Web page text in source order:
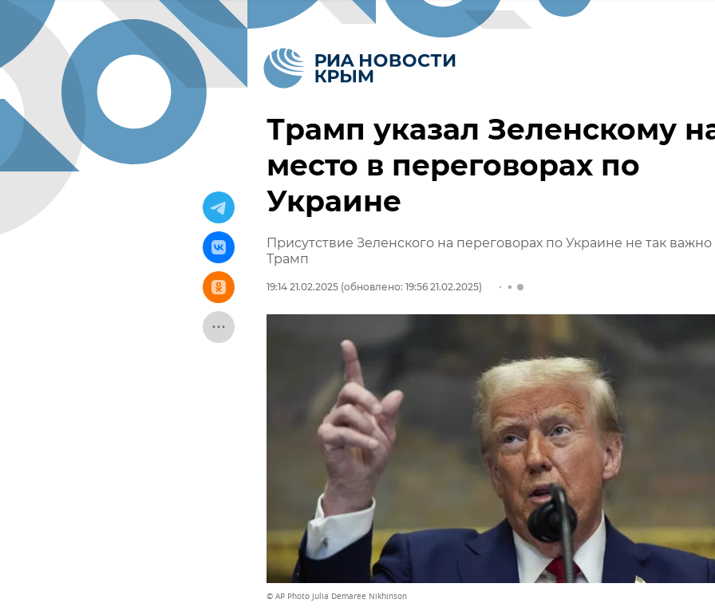
Трамп указал Зеленскому
место в переговорах по
Украине
Присутствие Зеленского на переговорах по Украине не так важно
Трамп
19:14 21.02.2025 (обновлено: 19:56 21.02.2025)
© AP Photo Julia Demaree Nikhinson